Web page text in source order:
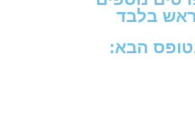
בלבד
הבא: